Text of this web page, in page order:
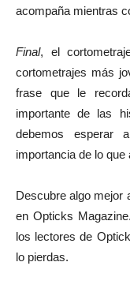
acompaña mientras
Final, el
cortometrajes más
frase que le
importante de las
debemos
importancia de lo que
Descubre algo mejor
en Opticks
los lectores de
lo pierdas.